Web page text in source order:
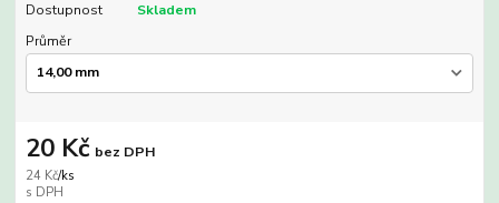
Dostupnost
Skladem
Průměr
24 Kč/ks
20 Kč bez DPH